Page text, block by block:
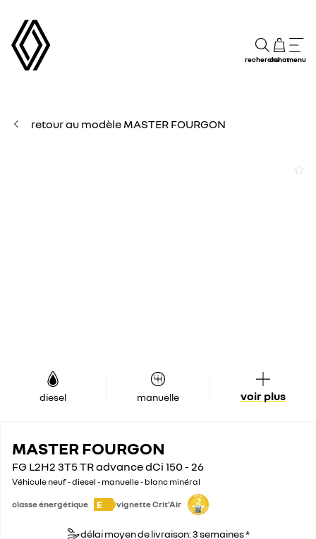
rechercheachatmenu
retour au modèle MASTER FOURGON
diesel manuelle voir plus
MASTER FOURGON
FG L2H2 3T5 TR advance dCi 150 - 26
Véhicule neuf - diesel - manuelle - blanc minéral
classe énergétique E vignette Crit'Air
délai moyen de livraison: 3 semaines *